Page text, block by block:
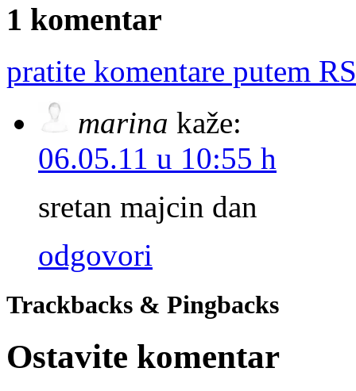
1 komentar
pratite komentare putem
marina kaže:
06.05.11 u 10:55 h
sretan majcin dan
odgovori
Trackbacks & Pingbacks
Ostavite komentar